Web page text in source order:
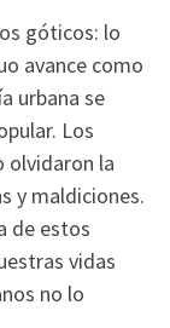
góticos: lo
avance como
urbana se
Los
olvidaron la
y maldiciones.
de estos
vidas
no lo